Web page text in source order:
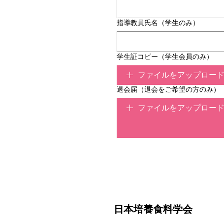
指導教員氏名（学生のみ）
学生証コピー（学生会員のみ）
ファイルをアップロード
退会届（退会をご希望の方のみ）
ファイルをアップロード
日本培養食料学会